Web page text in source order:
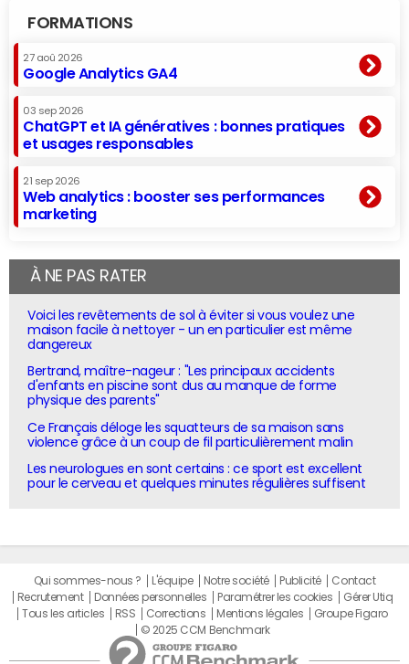
FORMATIONS
27 aoû 2026
Google Analytics GA4
03 sep 2026
ChatGPT et IA génératives : bonnes pratiques
et usages responsables
21 sep 2026
Web analytics : booster ses performances
marketing
À NE PAS RATER
Voici les revêtements de sol à éviter si vous voulez une
maison facile à nettoyer - un en particulier est même
dangereux
Bertrand, maître-nageur : "Les principaux accidents
d'enfants en piscine sont dus au manque de forme
physique des parents"
Ce Français déloge les squatteurs de sa maison sans
violence grâce à un coup de fil particulièrement malin
Les neurologues en sont certains : ce sport est excellent
pour le cerveau et quelques minutes régulières suffisent
Qui sommes-nous ? L'équipe Notre société Publicité
Contact
Recrutement
Données personnelles Paramétrer les cookies
Gérer Utiq
Tous les articles
RSS Corrections Mentions légales
Groupe Figaro
© 2025 CCM Benchmark